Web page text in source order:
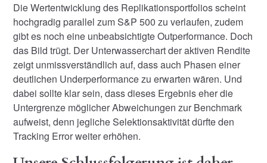
Die Wertentwicklung des Replikationsportfolios scheint
hochgradig parallel zum S&P 500 zu verlaufen, zudem
gibt es noch eine unbeabsichtigte Outperformance. Doch
das Bild trügt. Der Unterwasserchart der aktiven Rendite
zeigt unmissverständlich auf, dass auch Phasen einer
deutlichen Underperformance zu erwarten wären. Und
dabei sollte klar sein, dass dieses Ergebnis eher die
Untergrenze möglicher Abweichungen zur Benchmark
aufweist, denn jegliche Selektionsaktivität dürfte den
Tracking Error weiter erhöhen.